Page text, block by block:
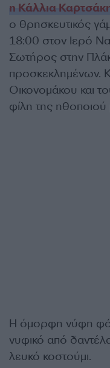
η Κάλλια
ο θρησκευτικός
18:00 στον Ιερό
Σωτήρος στην
προσκεκλημένων.
Οικονομάκου και
φίλη της
Η όμορφη νύφη
νυφικό από
λευκό κοστούμι.